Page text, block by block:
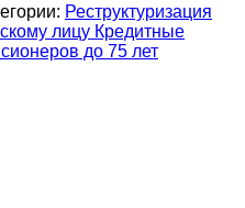
Реструктуризация
лицу Кредитные
до 75 лет